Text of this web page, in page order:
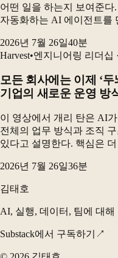
어떤 일을 하는지 보여준
자동화하는 AI 에이전트를
제품을 빠르게 개발하고 있
2026년 7월 26일40분
Harvest•엔지니어링 리더십
모든 회사에는 이제 ‘
기업의 새로운 운영 방
이 영상에서 개리 탄은 AI
전체의 업무 방식과 조직
있다고 설명한다. 핵심은
AI가 반복적으로 실행할 수
2026년 7월 26일36분
김태호
AI, 실행, 데이터, 팀에 대해
Substack에서 구독하기 ↗